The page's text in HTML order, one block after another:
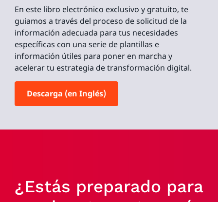
En este libro electrónico exclusivo y gratuito, te
guiamos a través del proceso de solicitud de la
información adecuada para tus necesidades
específicas con una serie de plantillas e
información útiles para poner en marcha y
acelerar tu estrategia de transformación digital.
Descarga (en Inglés)
¿Estás preparado para